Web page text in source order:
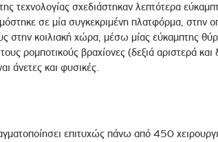
τεχνολογίας σχεδιάστηκαν λεπτότερα
σε μία συγκεκριμένη πλατφόρμα, στην
στην κοιλιακή χώρα, μέσω μίας εύκαμπτης
ρομποτικούς βραχίονες (δεξιά αριστερά και
άνετες και φυσικές.
επιτυχώς πάνω από 450